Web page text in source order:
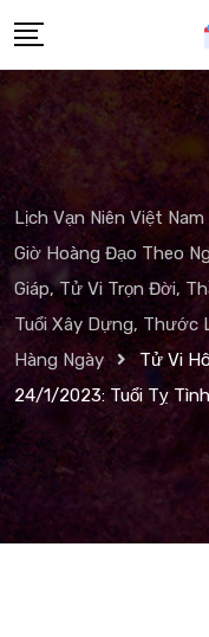
to
content
Lịch Vạn Niên Việt
Giờ Hoàng Đạo Theo
Giáp, Tử Vi Trọn Đời,
Tuổi Xây Dựng, Thước
Hàng Ngày
Tử Vi
24/1/2023: Tuổi Tỵ